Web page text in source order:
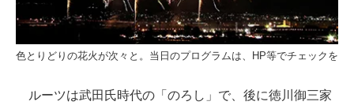
色とりどりの花火が次々と。当日のプログラムは、HP等でチェックを
ルーツは武田氏時代の「のろし」で、後に徳川御三家